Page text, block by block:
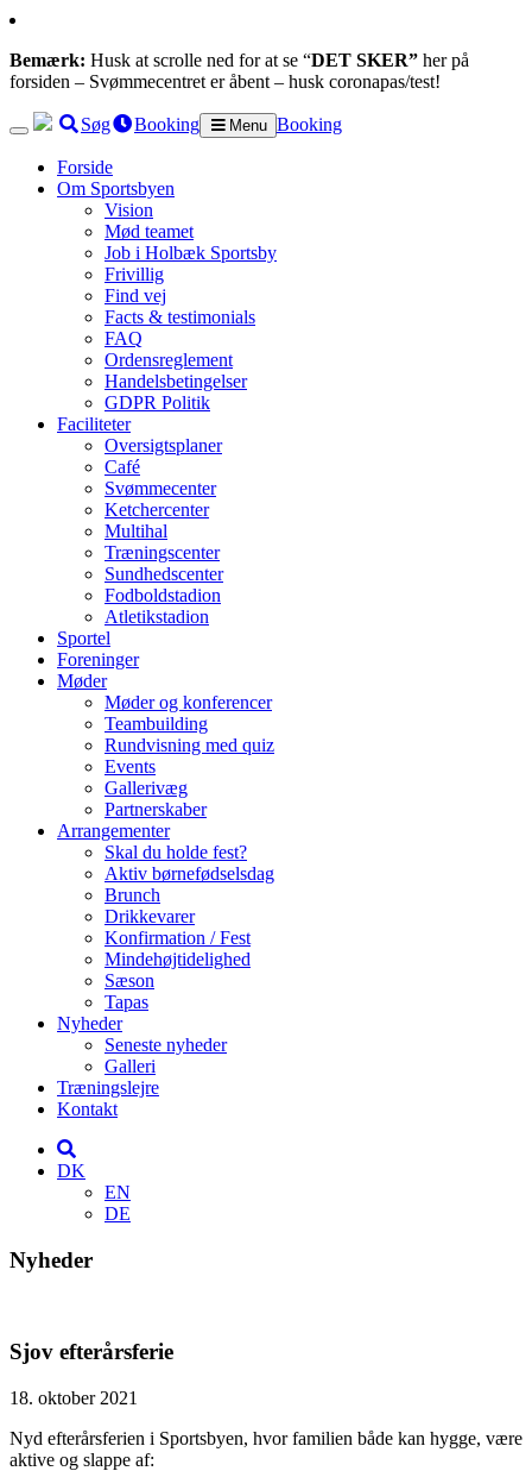
Bemærk: Husk at scrolle ned for at se “DET SKER” her på
forsiden – Svømmecentret er åbent – husk coronapas/test!
Søg Booking Menu Booking
Forside
Om Sportsbyen
Vision
Mød teamet
Job i Holbæk Sportsby
Frivillig
Find vej
Facts & testimonials
FAQ
Ordensreglement
Handelsbetingelser
GDPR Politik
Faciliteter
Oversigtsplaner
Café
Svømmecenter
Ketchercenter
Multihal
Træningscenter
Sundhedscenter
Fodboldstadion
Atletikstadion
Sportel
Foreninger
Møder
Møder og konferencer
Teambuilding
Rundvisning med quiz
Events
Gallerivæg
Partnerskaber
Arrangementer
Skal du holde fest?
Aktiv børnefødselsdag
Brunch
Drikkevarer
Konfirmation / Fest
Mindehøjtidelighed
Sæson
Tapas
Nyheder
Seneste nyheder
Galleri
Træningslejre
Kontakt
DK
EN
DE
Nyheder
Sjov efterårsferie
18. oktober 2021
Nyd efterårsferien i Sportsbyen, hvor familien både kan hygge, være
aktive og slappe af: